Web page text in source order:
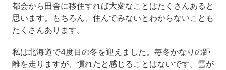
都会から田舎に移住すれば大変なことはたくさんあると
思います。もちろん、住んでみないとわからないことも
たくさんあります。
私は北海道で4度目の冬を迎えました。毎冬かなりの距
離を走りますが、慣れたと感じることはないです。雪が